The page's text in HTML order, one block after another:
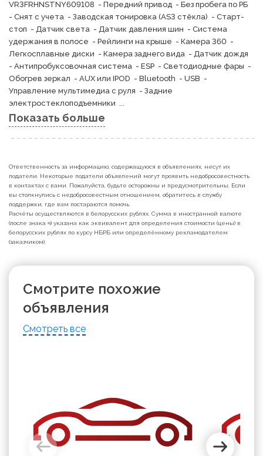
VR3FRHNSTNY609108  - Передний привод  - Без пробега по РБ
- Снят с учета  - Заводская тонировка (AS3 стёкла)  - Старт-
стоп  - Датчик света  - Датчик давления шин  - Система
удержания в полосе  - Рейлинги на крыше  - Камера 360  -
Легкосплавные диски  - Камера заднего вида  - Датчик дождя
- Антипробуксовочная система  - ESP  - Светодиодные фары  -
Обогрев зеркал  - AUX или IPOD  - Bluetooth  - USB  -
Управление мультимедиа с руля  - Задние
электростеклоподъемники  ...
Показать больше
Ответственность за информацию, содержащуюся в объявлениях, несут их
податели. Некоторые податели объявлений могут проявить недобросовестность
в контактах с вами. Пожалуйста, будьте осторожны и предусмотрительны. Если
вы столкнулись с недобросовестным отношением, обратитесь в службу
поддержки, где вам постараются помочь.
Расчёты осуществляются в белорусских рублях. Сумма в иностранной валюте
(после знака ≈) указана как эквивалент для определения стоимости (цены) в
белорусских рублях по курсу НБРБ или определённому рекламодателем
(заказчиком).
Смотрите похожие
объявления
Смотреть все